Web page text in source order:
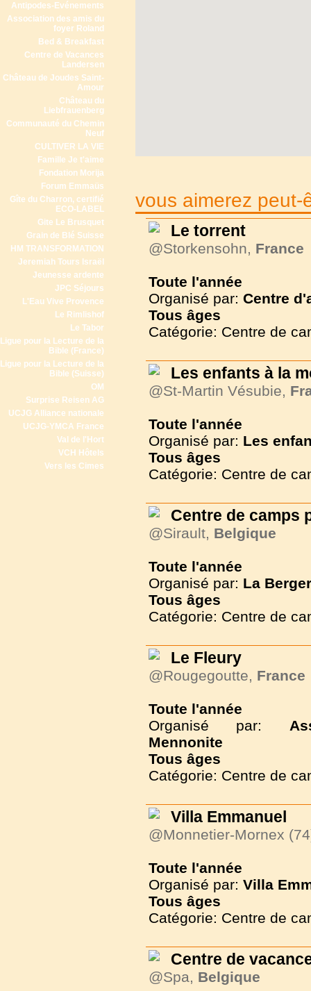
Antipodes-Evénements
Association des amis du
foyer Roland
Bed & Breakfast
Centre de Vacances
Landersen
Château de Joudes Saint-
Amour
Château du
Liebfrauenberg
Communauté du Chemin
Neuf
CULTIVER LA VIE
Famille Je t'aime
Fondation Morija
Forum Emmaüs
Gîte du Charron, certifié
ECO-LABEL
Gite Le Brusquet
Grain de Blé Suisse
HM TRANSFORMATION
Jeremiah Tours Israël
Jeunesse ardente
JPC Séjours
L'Eau Vive Provence
Le Rimlishof
Le Tabor
Ligue pour la Lecture de la
Bible (France)
Ligue pour la Lecture de la
Bible (Suisse)
OM
Surprise Reisen AG
UCJG Alliance nationale
UCJG-YMCA France
Val de l'Hort
VCH Hôtels
Vers les Cimes
vous aimerez peut-
Le torrent
@Storkensohn, France
Toute l'année
Organisé par: Centre
Tous âges
Catégorie: Centre de
Les enfants à la
@St-Martin Vésubie,
Toute l'année
Organisé par: Les
Tous âges
Catégorie: Centre de
Centre de camps
@Sirault, Belgique
Toute l'année
Organisé par: La
Tous âges
Catégorie: Centre de
Le Fleury
@Rougegoutte, France
Toute l'année
Organisé par:
Mennonite
Tous âges
Catégorie: Centre de
Villa Emmanuel
@Monnetier-Mornex
Toute l'année
Organisé par: Villa
Tous âges
Catégorie: Centre de
Centre de
@Spa, Belgique